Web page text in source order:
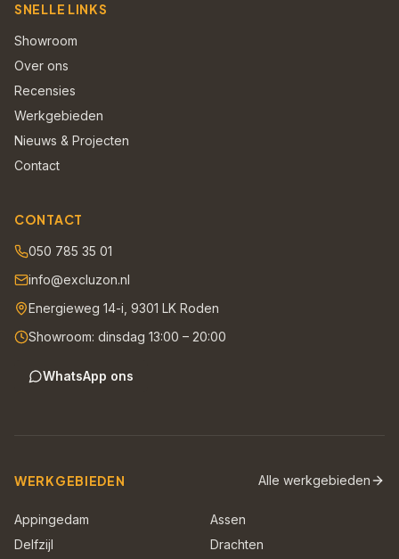
SNELLE LINKS
Showroom
Over ons
Recensies
Werkgebieden
Nieuws & Projecten
Contact
CONTACT
050 785 35 01
info@excluzon.nl
Energieweg 14-i, 9301 LK Roden
Showroom: dinsdag 13:00 – 20:00
WhatsApp ons
WERKGEBIEDEN Alle werkgebieden
Appingedam
Assen
Delfzijl
Drachten